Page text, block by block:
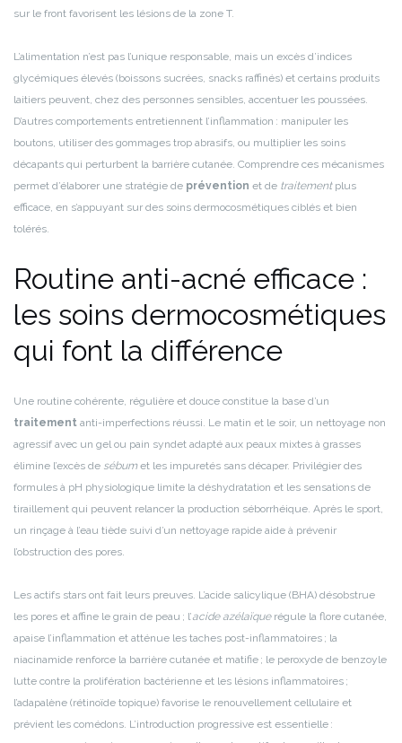
sur le front favorisent les lésions de la zone T.
L’alimentation n’est pas l’unique responsable, mais un excès d’indices
glycémiques élevés (boissons sucrées, snacks raffinés) et certains produits
laitiers peuvent, chez des personnes sensibles, accentuer les poussées.
D’autres comportements entretiennent l’inflammation : manipuler les
boutons, utiliser des gommages trop abrasifs, ou multiplier les soins
décapants qui perturbent la barrière cutanée. Comprendre ces mécanismes
permet d’élaborer une stratégie de prévention et de traitementplus
efficace, en s’appuyant sur des soins dermocosmétiques ciblés et bien
tolérés.
Routine anti-acné efficace :
les soins dermocosmétiques
qui font la différence
Une routine cohérente, régulière et douce constitue la base d’un
traitement anti-imperfections réussi. Le matin et le soir, un nettoyage non
agressif avec un gel ou pain syndet adapté aux peaux mixtes à grasses
élimine l’excès de sébumet les impuretés sans décaper. Privilégier des
formules à pH physiologique limite la déshydratation et les sensations de
tiraillement qui peuvent relancer la production séborrhéique. Après le sport,
un rinçage à l’eau tiède suivi d’un nettoyage rapide aide à prévenir
l’obstruction des pores.
Les actifs stars ont fait leurs preuves. L’acide salicylique (BHA) désobstrue
les pores et affine le grain de peau ; l’acide azélaïquerégule la flore cutanée,
apaise l’inflammation et atténue les taches post-inflammatoires ; la
niacinamide renforce la barrière cutanée et matifie ; le peroxyde de benzoyle
lutte contre la prolifération bactérienne et les lésions inflammatoires ;
l’adapalène (rétinoïde topique) favorise le renouvellement cellulaire et
prévient les comédons. L’introduction progressive est essentielle :